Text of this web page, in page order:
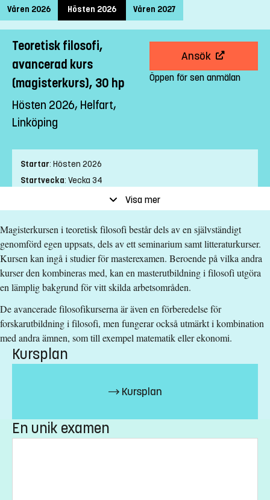
Våren 2026 Hösten 2026 Våren 2027
Teoretisk filosofi,
avancerad kurs
(magisterkurs), 30 hp
Hösten 2026, Helfart,
Linköping
Ansök
Öppen för sen anmälan
Startar: Hösten 2026
Startvecka: Vecka 34
Ort:Linköping
Studietakt: Helfart
Nivå:Avancerad nivå
Studieform : Campusförlagd
Undervisningstid :Dagtid
Undervisningsspråk:Svenska
Anmälningskod:LIU-44477
Antal platser :2
Särskilda förkunskapskrav
Godkänd Teoretisk filosofi, grundkurs 30 hp
Godkänd Teoretisk filosofi, fördjupningskurs 30 hp
Teoretisk filosofi, avancerad kurs 30 hp varav 22,5 hp
Visa mer
Magisterkursen i teoretisk filosofi består dels av en självständigt
genomförd egen uppsats, dels av ett seminarium samt litteraturkurser.
Kursen kan ingå i studier för masterexamen. Beroende på vilka andra
kurser den kombineras med, kan en masterutbildning i filosofi utgöra
en lämplig bakgrund för vitt skilda arbetsområden.
De avancerade filosofikurserna är även en förberedelse för
forskarutbildning i filosofi, men fungerar också utmärkt i kombination
med andra ämnen, som till exempel matematik eller ekonomi.
Kursplan
Kursplan
En unik examen